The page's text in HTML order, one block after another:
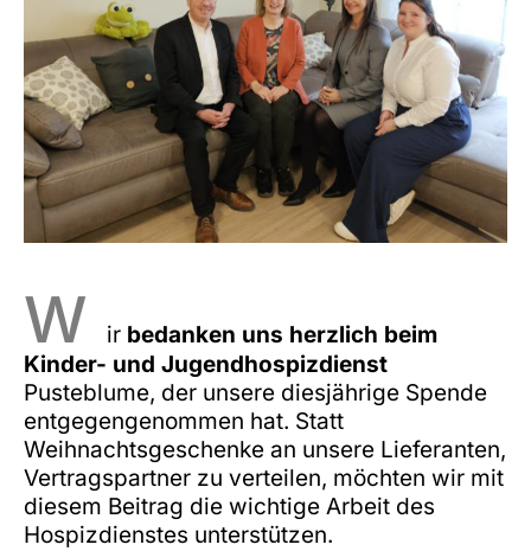
W ir bedanken uns herzlich beim
Kinder- und Jugendhospizdienst
Pusteblume, der unsere diesjährige Spende
entgegengenommen hat. Statt
Weihnachtsgeschenke an unsere Lieferanten,
Vertragspartner zu verteilen, möchten wir mit
diesem Beitrag die wichtige Arbeit des
Hospizdienstes unterstützen.